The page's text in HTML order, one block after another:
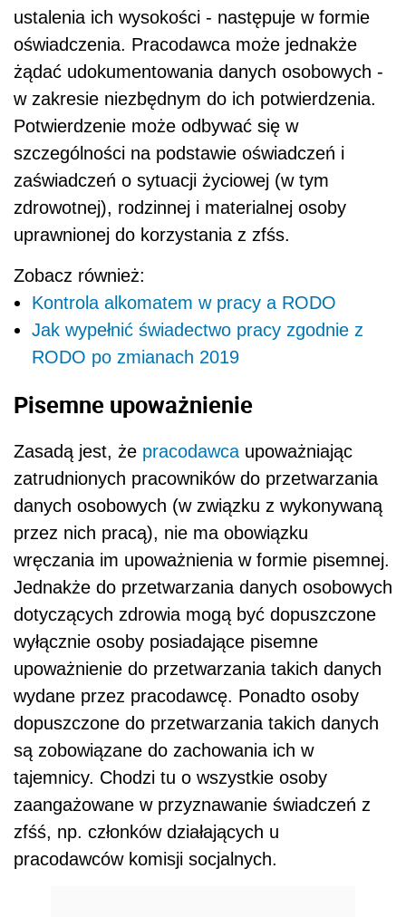
ustalenia ich wysokości - następuje w formie
oświadczenia. Pracodawca może jednakże
żądać udokumentowania danych osobowych -
w zakresie niezbędnym do ich potwierdzenia.
Potwierdzenie może odbywać się w
szczególności na podstawie oświadczeń i
zaświadczeń o sytuacji życiowej (w tym
zdrowotnej), rodzinnej i materialnej osoby
uprawnionej do korzystania z zfśs.
Zobacz również:
Kontrola alkomatem w pracy a RODO
Jak wypełnić świadectwo pracy zgodnie z
RODO po zmianach 2019
Pisemne upoważnienie
Zasadą jest, że pracodawca upoważniając
zatrudnionych pracowników do przetwarzania
danych osobowych (w związku z wykonywaną
przez nich pracą), nie ma obowiązku
wręczania im upoważnienia w formie pisemnej.
Jednakże do przetwarzania danych osobowych
dotyczących zdrowia mogą być dopuszczone
wyłącznie osoby posiadające pisemne
upoważnienie do przetwarzania takich danych
wydane przez pracodawcę. Ponadto osoby
dopuszczone do przetwarzania takich danych
są zobowiązane do zachowania ich w
tajemnicy. Chodzi tu o wszystkie osoby
zaangażowane w przyznawanie świadczeń z
zfśś, np. członków działających u
pracodawców komisji socjalnych.